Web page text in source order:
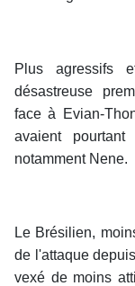
Plus agressifs
désastreuse
face à Evian-
avaient
notamment Nene.
Le Brésilien,
de l'attaque
vexé de moins